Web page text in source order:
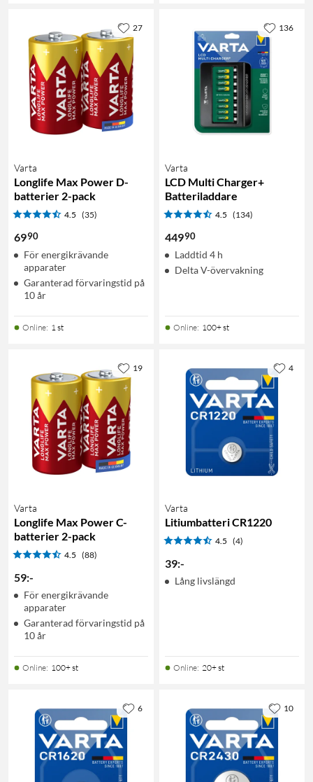
Varta
Longlife Max Power D-
batterier 2-pack
4.5 (35)
6990
För energikrävande
apparater
Garanterad förvaringstid på
10 år
Online: 1 st
27
Varta
LCD Multi Charger+
Batteriladdare
4.5 (134)
44990
Laddtid 4 h
Delta V-övervakning
Online: 100+ st
136
Varta
Longlife Max Power C-
batterier 2-pack
4.5 (88)
59:-
För energikrävande
apparater
Garanterad förvaringstid på
10 år
Online: 100+ st
19
Varta
Litiumbatteri CR1220
4.5 (4)
39:-
Lång livslängd
Online: 20+ st
4
6 10